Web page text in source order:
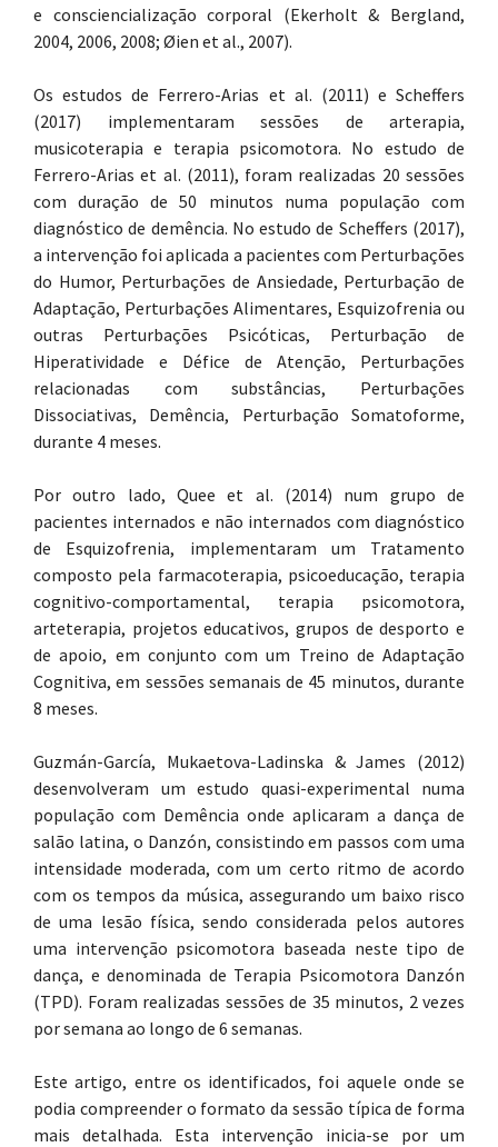
e consciencialização corporal (Ekerholt & Bergland,
2004, 2006, 2008; Øien et al., 2007).
Os estudos de Ferrero-Arias et al. (2011) e Scheffers
(2017) implementaram sessões de arterapia,
musicoterapia e terapia psicomotora. No estudo de
Ferrero-Arias et al. (2011), foram realizadas 20 sessões
com duração de 50 minutos numa população com
diagnóstico de demência. No estudo de Scheffers (2017),
a intervenção foi aplicada a pacientes com Perturbações
do Humor, Perturbações de Ansiedade, Perturbação de
Adaptação, Perturbações Alimentares, Esquizofrenia ou
outras Perturbações Psicóticas, Perturbação de
Hiperatividade e Défice de Atenção, Perturbações
relacionadas com substâncias, Perturbações
Dissociativas, Demência, Perturbação Somatoforme,
durante 4 meses.
Por outro lado, Quee et al. (2014) num grupo de
pacientes internados e não internados com diagnóstico
de Esquizofrenia, implementaram um Tratamento
composto pela farmacoterapia, psicoeducação, terapia
cognitivo-comportamental, terapia psicomotora,
arteterapia, projetos educativos, grupos de desporto e
de apoio, em conjunto com um Treino de Adaptação
Cognitiva, em sessões semanais de 45 minutos, durante
8 meses.
Guzmán-García, Mukaetova-Ladinska & James (2012)
desenvolveram um estudo quasi-experimental numa
população com Demência onde aplicaram a dança de
salão latina, o Danzón, consistindo em passos com uma
intensidade moderada, com um certo ritmo de acordo
com os tempos da música, assegurando um baixo risco
de uma lesão física, sendo considerada pelos autores
uma intervenção psicomotora baseada neste tipo de
dança, e denominada de Terapia Psicomotora Danzón
(TPD). Foram realizadas sessões de 35 minutos, 2 vezes
por semana ao longo de 6 semanas.
Este artigo, entre os identificados, foi aquele onde se
podia compreender o formato da sessão típica de forma
mais detalhada. Esta intervenção inicia-se por um